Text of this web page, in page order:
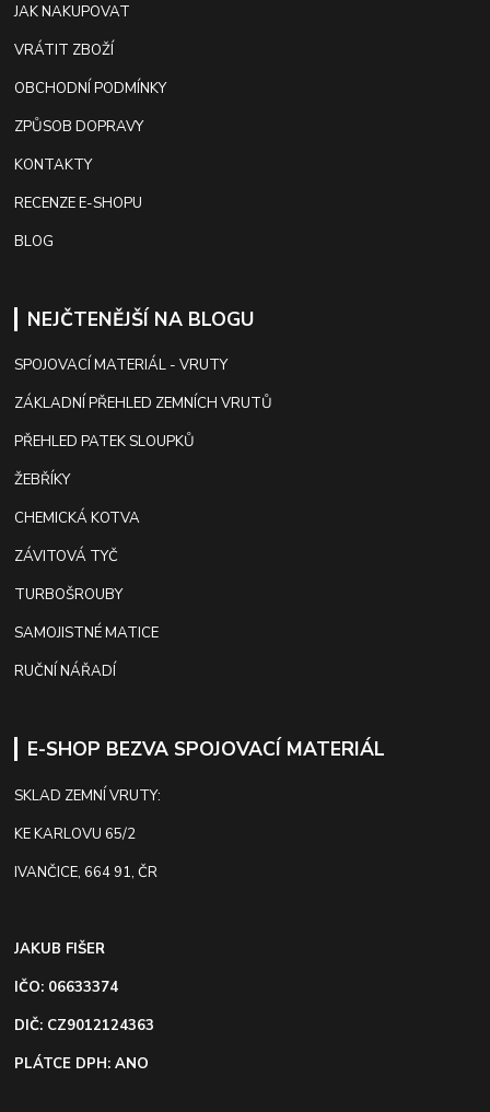
JAK NAKUPOVAT
VRÁTIT ZBOŽÍ
OBCHODNÍ PODMÍNKY
ZPŮSOB DOPRAVY
KONTAKTY
RECENZE E-SHOPU
BLOG
NEJČTENĚJŠÍ NA BLOGU
SPOJOVACÍ MATERIÁL - VRUTY
ZÁKLADNÍ PŘEHLED ZEMNÍCH VRUTŮ
PŘEHLED PATEK SLOUPKŮ
ŽEBŘÍKY
CHEMICKÁ KOTVA
ZÁVITOVÁ TYČ
TURBOŠROUBY
SAMOJISTNÉ MATICE
RUČNÍ NÁŘADÍ
E-SHOP BEZVA SPOJOVACÍ MATERIÁL
SKLAD ZEMNÍ VRUTY:
KE KARLOVU 65/2
IVANČICE, 664 91, ČR
JAKUB FIŠER
IČO: 06633374
DIČ: CZ9012124363
PLÁTCE DPH: ANO